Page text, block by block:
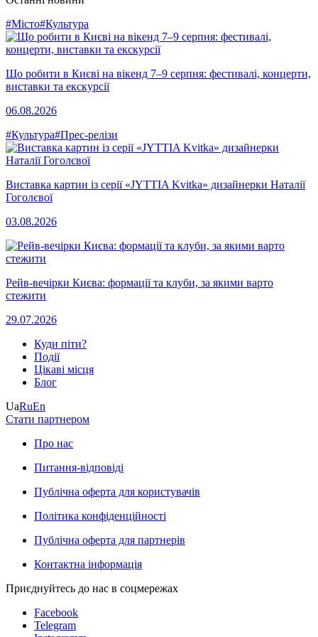
#Місто#Культура
Що робити в Києві на вікенд 7–9 серпня: фестивалі, концерти,
виставки та екскурсії
06.08.2026
#Культура#Прес-релізи
Виставка картин із серії «JYTTIA Kvitka» дизайнерки Наталії
Гоголєвої
03.08.2026
Рейв-вечірки Києва: формації та клуби, за якими варто
стежити
29.07.2026
Куди піти?
Події
Цікаві місця
Блог
UaRuEn
Стати партнером
Про нас
Питання-відповіді
Публічна оферта для користувачів
Політика конфіденційності
Публічна оферта для партнерів
Контактна інформація
Приєднуйтесь до нас в соцмережах
Facebook
Telegram